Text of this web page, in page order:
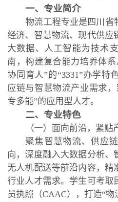
一、专业简介
物流工程专业是四川省
经济、智慧物流、现代供应
大数据、人工智能为技术
南，构建复合能力培养体系
协同育人”的“3331”办学特
应链与智慧物流产业需求
专多能”的应用型人才。
二、专业特色
（一）面向前沿，紧贴
聚焦智慧物流、供应
向，深度融入大数据分析、
无人机配送等前沿内容，精
行业人才需求。学生可考取
员执照（CAAC），打造“